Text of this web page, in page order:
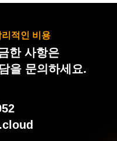
적인 비용
한 사항은
을 문의하세요.